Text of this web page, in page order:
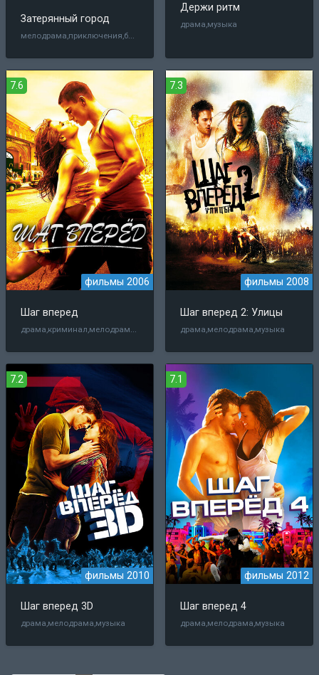
Затерянный город
мелодрама,приключения,боевик,комедия
Держи ритм
драма,музыка
7.6
фильмы 2006
Шаг вперед
драма,криминал,мелодрама,музыка
7.3
фильмы 2008
Шаг вперед 2: Улицы
драма,мелодрама,музыка
7.2
фильмы 2010
Шаг вперед 3D
драма,мелодрама,музыка
7.1
фильмы 2012
Шаг вперед 4
драма,мелодрама,музыка